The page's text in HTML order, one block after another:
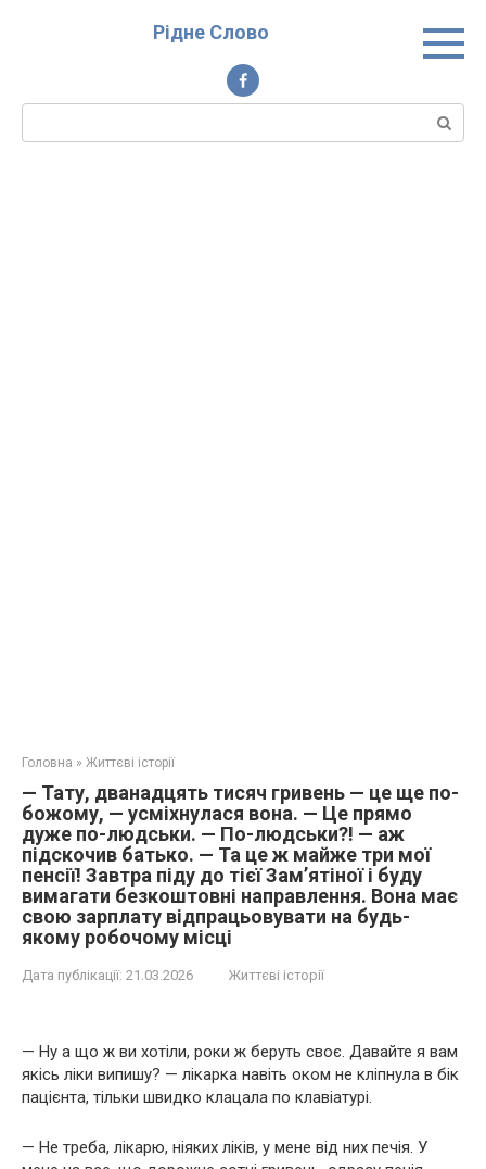
Рідне Слово
Пошук:
Головна » Життєві історії
— Тату, дванадцять тисяч гривень — це ще по-
божому, — усміхнулася вона. — Це прямо
дуже по-людськи. — По-людськи?! — аж
підскочив батько. — Та це ж майже три мої
пенсії! Завтра піду до тієї Зам’ятіної і буду
вимагати безкоштовні направлення. Вона має
свою зарплату відпрацьовувати на будь-
якому робочому місці
Дата публікації: 21.03.2026 Життєві історії
— Ну а що ж ви хотіли, роки ж беруть своє. Давайте я вам
якісь ліки випишу? — лікарка навіть оком не кліпнула в бік
пацієнта, тільки швидко клацала по клавіатурі.
— Не треба, лікарю, ніяких ліків, у мене від них печія. У